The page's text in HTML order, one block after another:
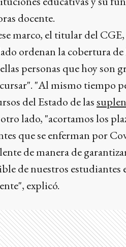
docente.
marco, el titular del
ordenan la cobertura
personas que hoy son
"Al mismo tiempo
del Estado de las
lado, "acortamos los
que se enferman por
de manera de
de nuestros estudiantes
, explicó.